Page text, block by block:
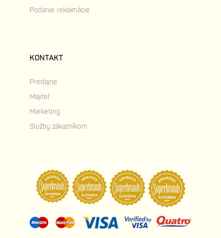
Podanie reklamácie
KONTAKT
Predajne
Majiteľ
Marketing
Služby zákazníkom